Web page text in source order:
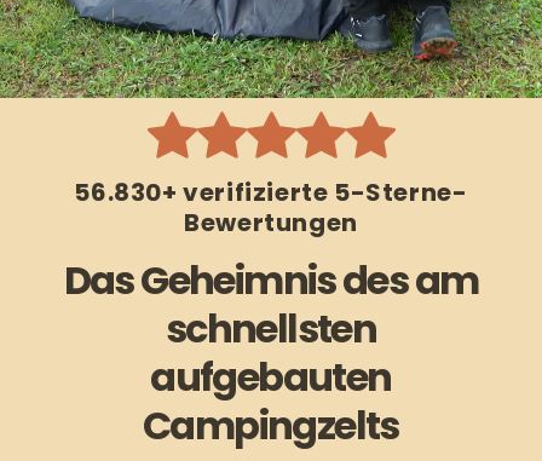
56.830+ verifizierte 5-Sterne-
Bewertungen
Das Geheimnis des am
schnellsten
aufgebauten
Campingzelts